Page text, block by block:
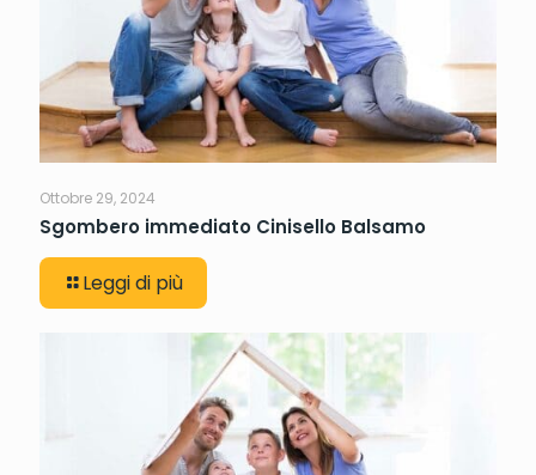
Ottobre 29, 2024
Sgombero immediato Cinisello Balsamo
Leggi di più